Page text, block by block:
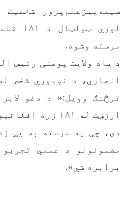
سیمه‌ییزعلم‌پرور
لوري
مرسته وشوه.
د یاد ولایت پوهنې رئیس
انصاري، د نوموړي شخص
ترڅنګ وویل:« د دغو
ارزښت له ۱۸۱
دی، چې په مرسته به یې
مضمونونو د عملي
برابره شي».